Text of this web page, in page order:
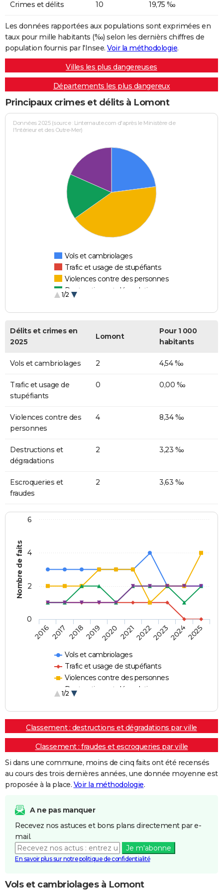
Crimes et délits 10 19,75 ‰
Les données rapportées aux populations sont exprimées en
taux pour mille habitants (‰) selon les dernièrs chiffres de
population fournis par l'Insee. Voir la méthodologie.
Villes les plus dangereuses
Départements les plus dangereux
Principaux crimes et délits à Lomont
Données 2025 (source : Linternaute.com d'après le Ministère de
l'Intérieur et des Outre-Mer)
Vols et cambriolages
Trafic et usage de stupéfiants
Violences contre des personnes
Destructions et dégradations
1/2
Délits et crimes en
2025
Lomont
Pour 1 000
habitants
Vols et cambriolages 2 4,54 ‰
Trafic et usage de
stupéfiants
0 0,00 ‰
Violences contre des
personnes
4 8,34 ‰
Destructions et
dégradations
2 3,23 ‰
Escroqueries et
fraudes
2 3,63 ‰
Nombre de faits
Vols et cambriolages
Trafic et usage de stupéfiants
Violences contre des personnes
Destructions et dégradations
1/2
20162017 20182019202020212022202320242025
0
2
4
6
Classement : destructions et dégradations par ville
Classement : fraudes et escroqueries par ville
Si dans une commune, moins de cinq faits ont été recensés
au cours des trois dernières années, une donnée moyenne est
proposée à la place. Voir la méthodologie.
A ne pas manquer
Recevez nos astuces et bons plans directement par e-
mail.
Je m'abonne
En savoir plus sur notre politique de confidentialité
Vols et cambriolages à Lomont